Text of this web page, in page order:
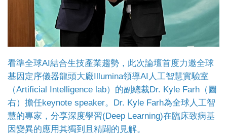
看準全球AI結合生技產業趨勢，此次論壇首度力邀全球
基因定序儀器龍頭大廠Illumina領導AI人工智慧實驗室
（Artificial Intelligence lab）的副總裁Dr. Kyle Farh（圖
右）擔任keynote speaker。Dr. Kyle Farh為全球人工智
慧的專家，分享深度學習(Deep Learning)在臨床致病基
因變異的應用其獨到且精闢的見解。